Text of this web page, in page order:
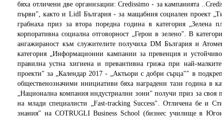
бяха отличени две организации: Credissimo - за кампанията
първи", както и LidI България - за мащабния социален проект
грабнаха приз за втора поредна година в категория „Зелена
корпоративна социална отговорност „Герои в зелено". В
ангажираност към служителите получиха DM България и
категория „Информационни кампании за превенция и
правилна устна хигиена и превантивна грижа при най-
проекти" за „Календар 2017 - „Актьори с добри сърца"" в
общественозначими инициативи бяха наградени тази година в
„Национална компания индустриални зони" получи приз за своя
на млади специалисти „Fast-tracking Success". Отличена бе и
знания" на COTRUGLI Business School (бизнес училище в